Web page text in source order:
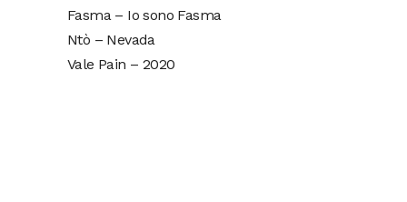
Fasma – Io sono Fasma
Ntò – Nevada
Vale Pain – 2020